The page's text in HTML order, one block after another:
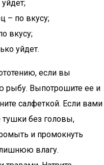
– по вкусу;
вкусу;
уйдет.
если вы
рыбу. Выпотрошите ее и
салфеткой. Если вами
без головы,
и промокнуть
влагу.